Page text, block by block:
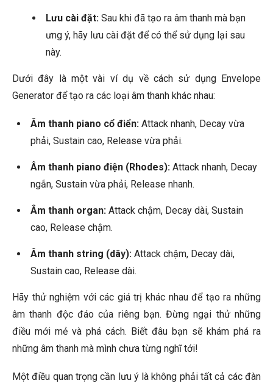
Lưu cài đặt: Sau khi đã tạo ra âm thanh mà bạn
ưng ý, hãy lưu cài đặt để có thể sử dụng lại sau
này.
Dưới đây là một vài ví dụ về cách sử dụng Envelope
Generator để tạo ra các loại âm thanh khác nhau:
Âm thanh piano cổ điển: Attack nhanh, Decay vừa
phải, Sustain cao, Release vừa phải.
Âm thanh piano điện (Rhodes): Attack nhanh, Decay
ngắn, Sustain vừa phải, Release nhanh.
Âm thanh organ: Attack chậm, Decay dài, Sustain
cao, Release chậm.
Âm thanh string (dây): Attack chậm, Decay dài,
Sustain cao, Release dài.
Hãy thử nghiệm với các giá trị khác nhau để tạo ra những
âm thanh độc đáo của riêng bạn. Đừng ngại thử những
điều mới mẻ và phá cách. Biết đâu bạn sẽ khám phá ra
những âm thanh mà mình chưa từng nghĩ tới!
Một điều quan trọng cần lưu ý là không phải tất cả các đàn